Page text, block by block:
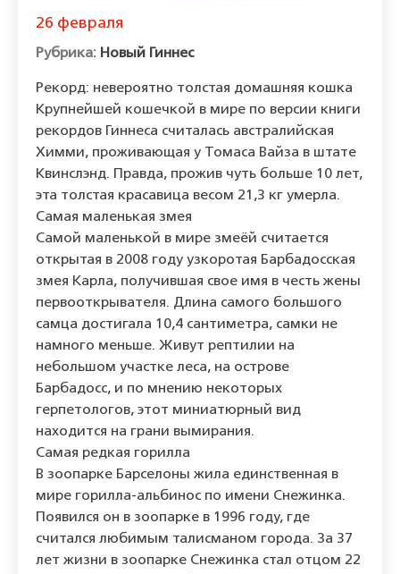
26 февраля
Новый Гиннес
Рекорд: невероятно толстая домашняя кошка
Крупнейшей кошечкой в мире по версии книги
рекордов Гиннеса считалась австралийская
Химми, проживающая у Томаса Вайза в штате
Квинслэнд. Правда, прожив чуть больше 10 лет,
эта толстая красавица весом 21,3 кг умерла.
Самая маленькая змея
Самой маленькой в мире змеёй считается
открытая в 2008 году узкоротая Барбадосская
змея Карла, получившая свое имя в честь жены
первооткрывателя. Длина самого большого
самца достигала 10,4 сантиметра, самки не
намного меньше. Живут рептилии на
небольшом участке леса, на острове
Барбадосс, и по мнению некоторых
герпетологов, этот миниатюрный вид
находится на грани вымирания.
Cамая редкая горилла
В зоопарке Барселоны жила единственная в
мире горилла-альбинос по имени Снежинка.
Появился он в зоопарке в 1996 году, где
считался любимым талисманом города. За 37
лет жизни в зоопарке Снежинка стал отцом 22